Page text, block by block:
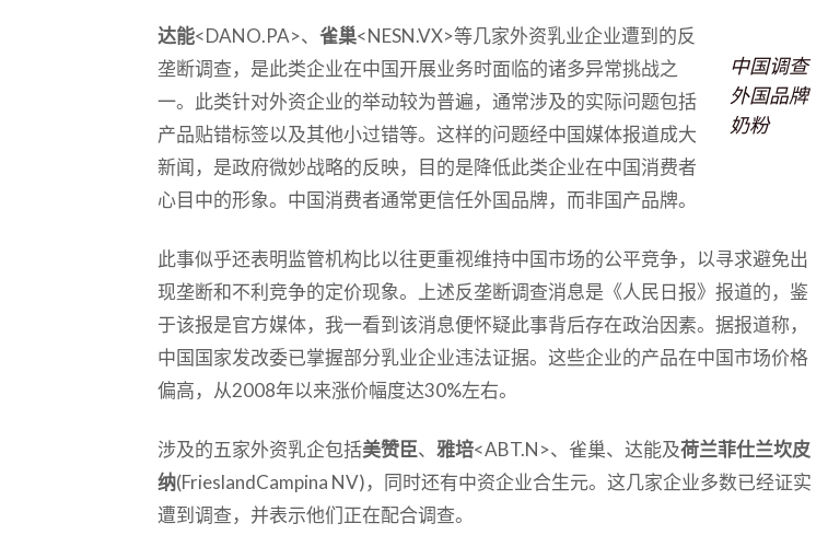
中国调查
外国品牌
奶粉
达能<DANO.PA>、 雀巢<NESN.VX>等几家外资乳业企业遭到的反
垄断调查，是此类企业在中国开展业务时面临的诸多异常挑战之
一。此类针对外资企业的举动较为普遍，通常涉及的实际问题包括
产品贴错标签以及其他小过错等。这样的问题经中国媒体报道成大
新闻，是政府微妙战略的反映，目的是降低此类企业在中国消费者
心目中的形象。中国消费者通常更信任外国品牌，而非国产品牌。
此事似乎还表明监管机构比以往更重视维持中国市场的公平竞争，以寻求避免出
现垄断和不利竞争的定价现象。上述反垄断调查消息是《人民日报》报道的，鉴
于该报是官方媒体，我一看到该消息便怀疑此事背后存在政治因素。据报道称，
中国国家发改委已掌握部分乳业企业违法证据。这些企业的产品在中国市场价格
偏高，从2008年以来涨价幅度达30%左右。
涉及的五家外资乳企包括美赞臣、 雅培<ABT.N>、雀巢、达能及荷兰菲仕兰坎皮
纳(FrieslandCampina NV)，同时还有中资企业合生元。这几家企业多数已经证实
遭到调查，并表示他们正在配合调查。